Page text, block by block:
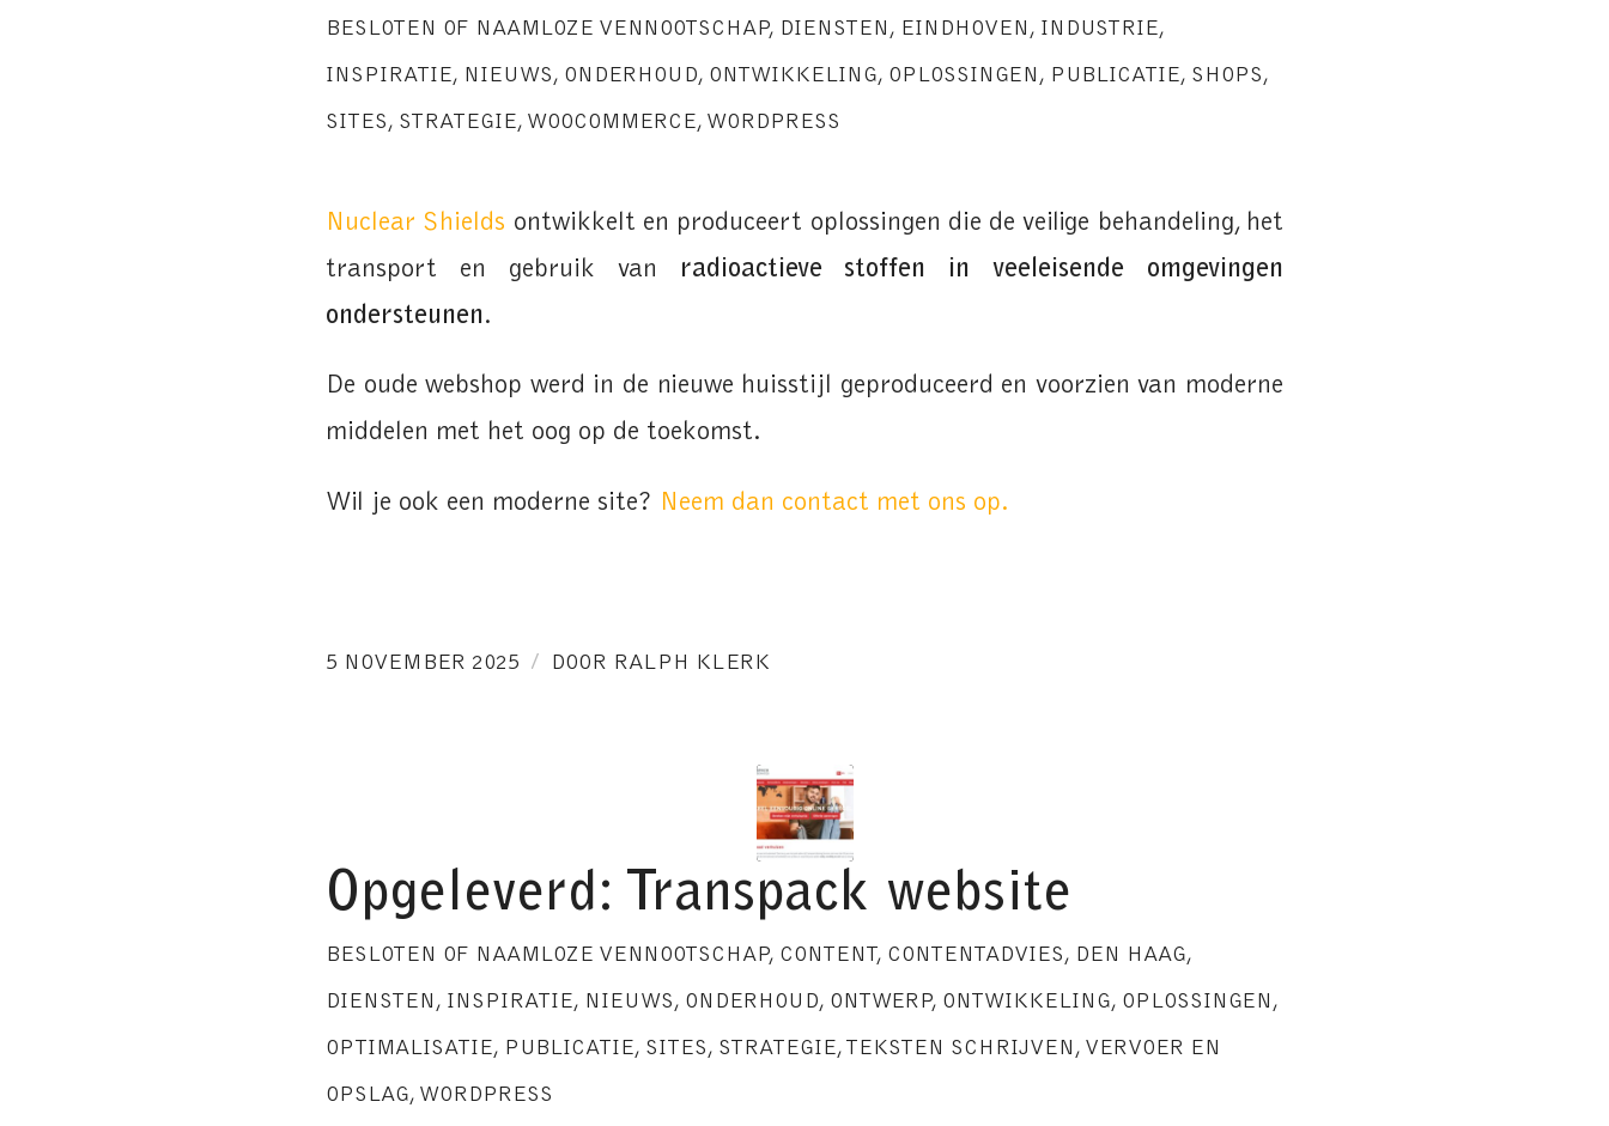
BESLOTEN OF NAAMLOZE VENNOOTSCHAP, DIENSTEN , EINDHOVEN , INDUSTRIE,
INSPIRATIE, NIEUWS, ONDERHOUD, ONTWIKKELING, OPLOSSINGEN , PUBLICATIE, SHOPS,
SITES, STRATEGIE, WOOCOMMERCE, WORDPRESS
Nuclear Shields ontwikkelt en produceert oplossingen die de veilige behandeling, het
transport en gebruik van
radioactieve stoffen in veeleisende omgevingen
ondersteunen.
De oude webshop werd in de nieuwe huisstijl geproduceerd en voorzien van moderne
middelen met het oog op de toekomst.
Wil je ook een moderne site? Neem dan contact met ons op.
5 NOVEMBER 2025 / DOOR RALPH KLERK
Opgeleverd: Transpack website
BESLOTEN OF NAAMLOZE VENNOOTSCHAP, CONTENT, CONTENTADVIES, DEN HAAG,
DIENSTEN , INSPIRATIE, NIEUWS, ONDERHOUD, ONTWERP, ONTWIKKELING, OPLOSSINGEN ,
OPTIMALISATIE, PUBLICATIE, SITES, STRATEGIE, TEKSTEN SCHRIJVEN , VERVOER EN
OPSLAG, WORDPRESS